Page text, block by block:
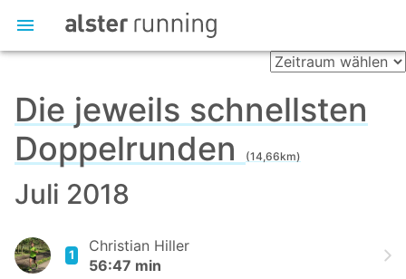
Die jeweils schnellsten
Doppelrunden
(14,66km)
Juli 2018
1
Christian Hiller
56:47 min